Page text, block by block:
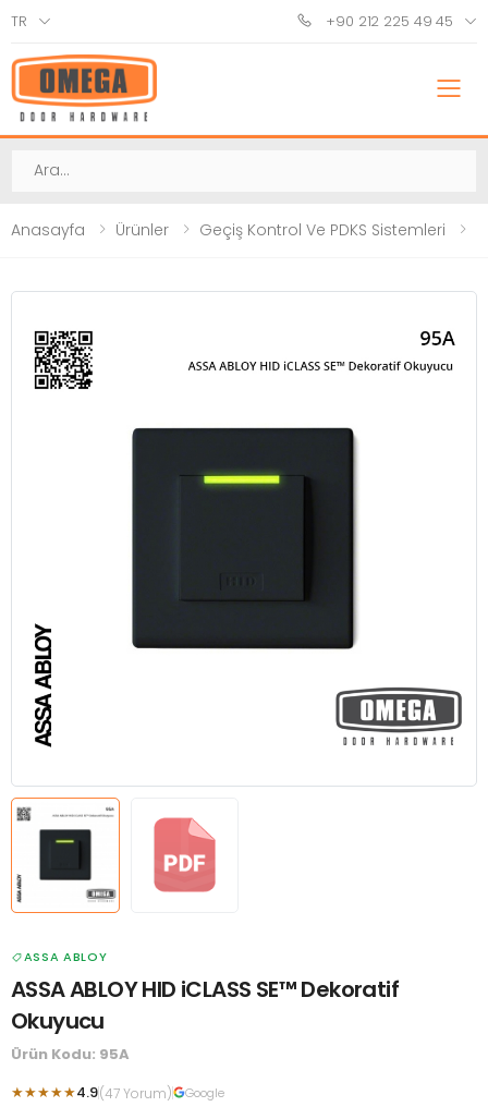
TR +90 212 225 49 45
Ara
Anasayfa Ürünler Geçiş Kontrol Ve PDKS Sistemleri
ASSA ABLOY
ASSA ABLOY HID iCLASS SE™ Dekoratif
Okuyucu
Ürün Kodu: 95A
★★★★★4.9(47 Yorum) Google